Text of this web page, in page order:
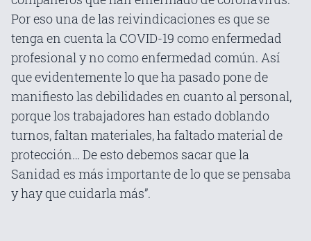
Por eso una de las reivindicaciones es que se
tenga en cuenta la COVID-19 como enfermedad
profesional y no como enfermedad común. Así
que evidentemente lo que ha pasado pone de
manifiesto las debilidades en cuanto al personal,
porque los trabajadores han estado doblando
turnos, faltan materiales, ha faltado material de
protección… De esto debemos sacar que la
Sanidad es más importante de lo que se pensaba
y hay que cuidarla más”.